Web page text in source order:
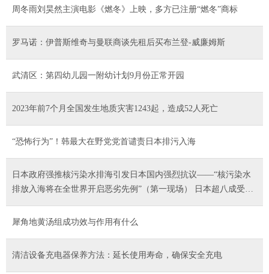
周冬雨刘昊然主演电影《燃冬》上映，多方已注册“燃冬”商标
罗马诺：伊普斯维奇与曼联商谈先租后买布兰登-威廉姆斯
武清区：第四幼儿园一附幼计划9月份正常开园
2023年前7个月全国发生地质灾害1243起，造成52人死亡
“恐怖行为”！韩最大在野党党首谴责日本排污入海
日本政府强推核污染水排海引发日本国内强烈抗议——“核污染水
排放入海将在全世界开启恶劣先例”（第一现场） 日本超八成受访
犀角地黄汤组成功效与作用有什么
清洁设备充电器保养方法：延长使用寿命，确保安全充电